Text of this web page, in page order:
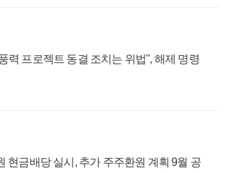
력 프로젝트 동결 조치는 위법", 해제 명령
현금배당 실시, 추가 주주환원 계획 9월 공